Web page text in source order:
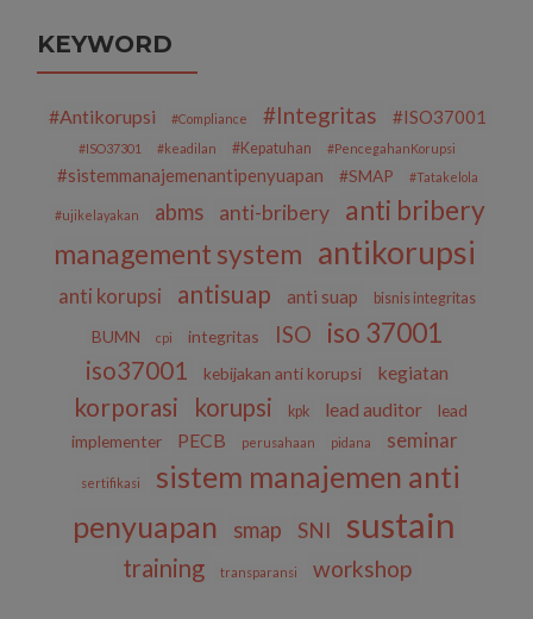
26-
30
KEYWORD
#Antikorupsi #Compliance #Integritas #ISO37001
#ISO37301 #keadilan #Kepatuhan #PencegahanKorupsi
#sistemmanajemenantipenyuapan #SMAP #Tatakelola
#ujikelayakan abms anti-bribery
anti bribery
management system antikorupsi
anti korupsi antisuap anti suap bisnis integritas
BUMN cpi integritas ISO iso 37001
iso37001 kebijakan anti korupsi kegiatan
korporasi korupsi kpk lead auditor
lead
implementer
PECB perusahaan pidana seminar
sertifikasi
sistem manajemen anti
penyuapan
smap SNI sustain
training transparansi workshop